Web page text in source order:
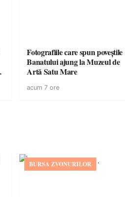
Fotografiile care spun poveștile
Banatului ajung la Muzeul de
Artă Satu Mare
acum 7 ore
BURSA ZVONURILOR